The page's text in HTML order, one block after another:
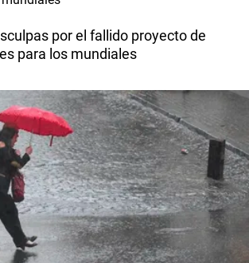
por el fallido proyecto de
para los mundiales